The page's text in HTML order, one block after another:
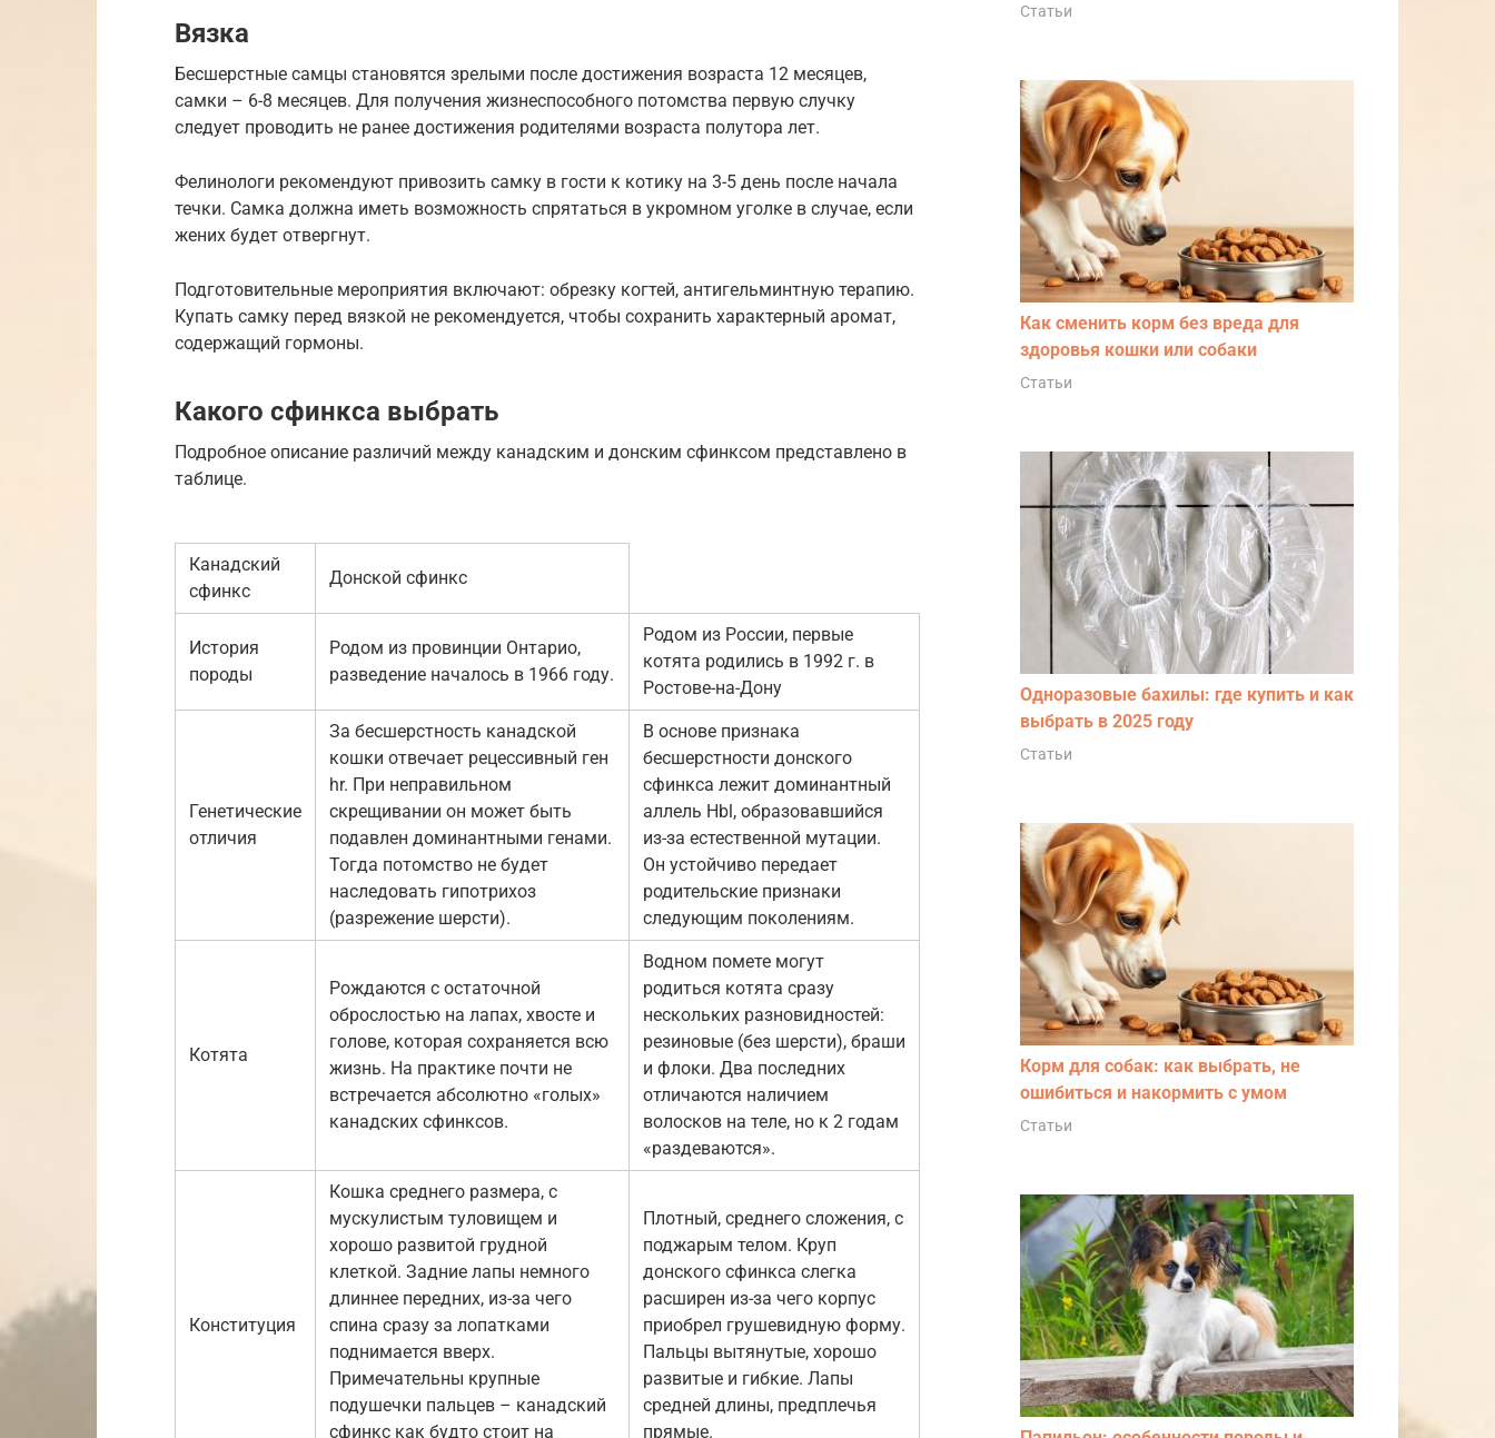
Вязка
Бесшерстные самцы становятся зрелыми после достижения возраста 12 месяцев,
самки – 6-8 месяцев. Для получения жизнеспособного потомства первую случку
следует проводить не ранее достижения родителями возраста полутора лет.
Фелинологи рекомендуют привозить самку в гости к котику на 3-5 день после начала
течки. Самка должна иметь возможность спрятаться в укромном уголке в случае, если
жених будет отвергнут.
Подготовительные мероприятия включают: обрезку когтей, антигельминтную терапию.
Купать самку перед вязкой не рекомендуется, чтобы сохранить характерный аромат,
содержащий гормоны.
Какого сфинкса выбрать
Подробное описание различий между канадским и донским сфинксом представлено в
таблице.
Канадский
сфинкс
Донской сфинкс
История
породы
Родом из провинции Онтарио,
разведение началось в 1966 году.
Родом из России, первые
котята родились в 1992 г. в
Ростове-на-Дону
Генетические
отличия
За бесшерстность канадской
кошки отвечает рецессивный ген
hr. При неправильном
скрещивании он может быть
подавлен доминантными генами.
Тогда потомство не будет
наследовать гипотрихоз
(разрежение шерсти).
В основе признака
бесшерстности донского
сфинкса лежит доминантный
аллель Hbl, образовавшийся
из-за естественной мутации.
Он устойчиво передает
родительские признаки
следующим поколениям.
Котята
Рождаются с остаточной
оброслостью на лапах, хвосте и
голове, которая сохраняется всю
жизнь. На практике почти не
встречается абсолютно «голых»
канадских сфинксов.
Водном помете могут
родиться котята сразу
нескольких разновидностей:
резиновые (без шерсти), браши
и флоки. Два последних
отличаются наличием
волосков на теле, но к 2 годам
«раздеваются».
Конституция
Кошка среднего размера, с
мускулистым туловищем и
хорошо развитой грудной
клеткой. Задние лапы немного
длиннее передних, из-за чего
спина сразу за лопатками
поднимается вверх.
Примечательны крупные
подушечки пальцев – канадский
сфинкс как будто стоит на
Плотный, среднего сложения, с
поджарым телом. Круп
донского сфинкса слегка
расширен из-за чего корпус
приобрел грушевидную форму.
Пальцы вытянутые, хорошо
развитые и гибкие. Лапы
средней длины, предплечья
прямые.
Статьи
Как сменить корм без вреда для
здоровья кошки или собаки
Статьи
Одноразовые бахилы: где купить и как
выбрать в 2025 году
Статьи
Корм для собак: как выбрать, не
ошибиться и накормить с умом
Статьи